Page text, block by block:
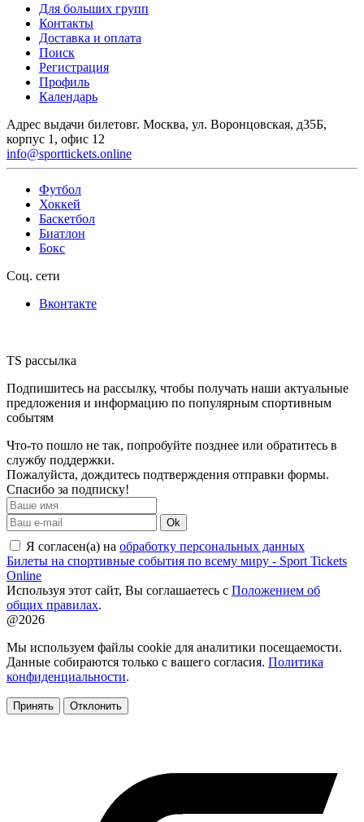
Для больших групп
Контакты
Доставка и оплата
Поиск
Регистрация
Профиль
Календарь
Адрес выдачи билетовг. Москва, ул. Воронцовская, д35Б,
корпус 1, офис 12
info@sporttickets.online
Футбол
Хоккей
Баскетбол
Биатлон
Бокс
Соц. сети
Вконтакте
TS рассылка
Подпишитесь на рассылку, чтобы получать наши актуальные
предложения и информацию по популярным спортивным
событям
Что-то пошло не так, попробуйте позднее или обратитесь в
службу поддержки.
Пожалуйста, дождитесь подтверждения отправки формы.
Спасибо за подписку!
Ok
Я согласен(а) на обработку персональных данных
Билеты на спортивные события по всему миру - Sport Tickets
Online
Используя этот сайт, Вы соглашаетесь с Положением об
общих правилах.
@2026
Мы используем файлы cookie для аналитики посещаемости.
Данные собираются только с вашего согласия. Политика
конфиденциальности.
Принять Отклонить